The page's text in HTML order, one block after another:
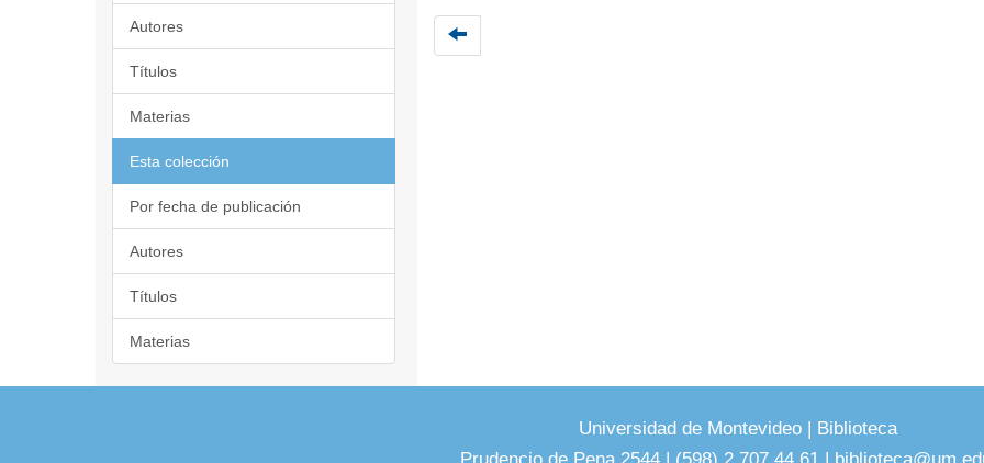
Autores
Títulos
Materias
Esta colección
Por fecha de publicación
Autores
Títulos
Materias
Universidad de Montevideo | Biblioteca